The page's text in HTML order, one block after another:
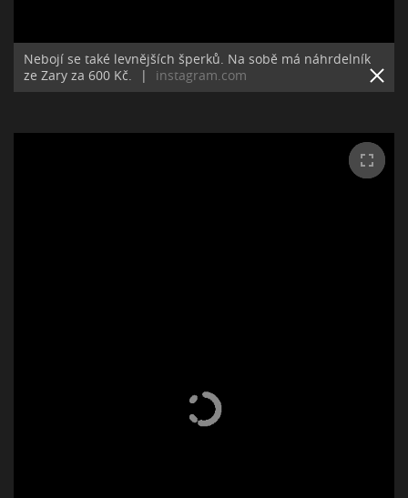
Nebojí se také levnějších šperků. Na sobě má náhrdelník
ze Zary za 600 Kč.
| instagram.com